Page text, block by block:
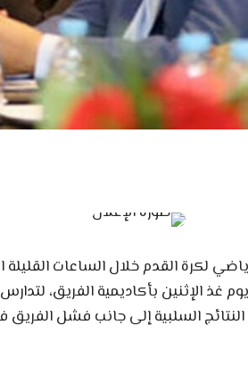
لكرة القدم خلال الساعات
غذ الإثنين بأكاديمية الفريق،
السلبية إلى جانب فشل